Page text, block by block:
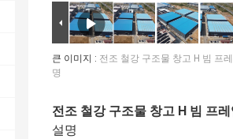
큰 이미지 : 전조 철강 구조물 창고 H 빔 프
명
전조 철강 구조물 창고 H 빔 프
설명